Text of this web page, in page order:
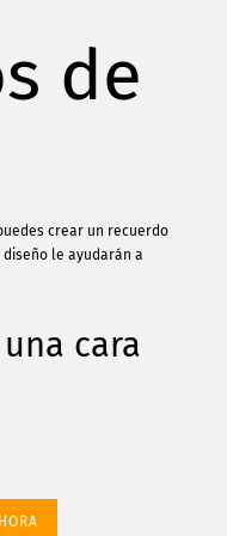
de
crear un recuerdo
le ayudarán a
cara